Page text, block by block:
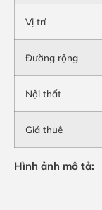
Vị trí
Đường rộng
Nội thất
Giá thuê
Hình ảnh mô tả: